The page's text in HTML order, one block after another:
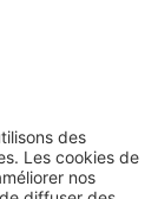
pour collecter des
pour garantir
alu
Panneaux